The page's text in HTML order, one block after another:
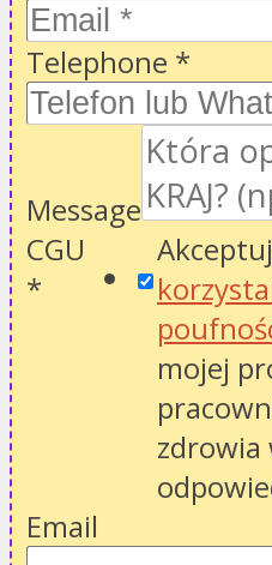
Telephone *
Message
CGU
*
mojej
zdrowia
Email